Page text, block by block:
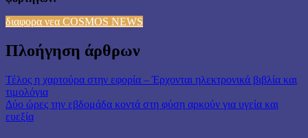
διαφορα νεα COSMOS NEWS
Πλοήγηση άρθρων
Τέλος η χαρτούρα στην εφορία – Έρχονται ηλεκτρονικά βιβλία και
τιμολόγια
Δύο ώρες την εβδομάδα κοντά στη φύση αρκούν για υγεία και
ευεξία